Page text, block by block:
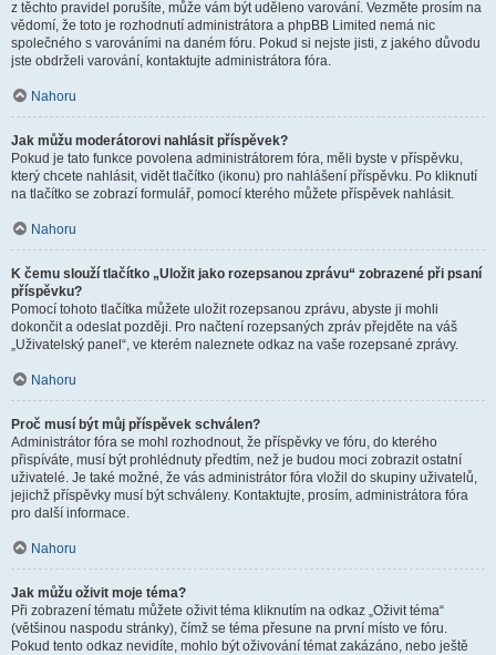
z těchto pravidel porušíte, může vám být uděleno varování. Vezměte prosím na
vědomí, že toto je rozhodnutí administrátora a phpBB Limited nemá nic
společného s varováními na daném fóru. Pokud si nejste jisti, z jakého důvodu
jste obdrželi varování, kontaktujte administrátora fóra.
Nahoru
Jak můžu moderátorovi nahlásit příspěvek?
Pokud je tato funkce povolena administrátorem fóra, měli byste v příspěvku,
který chcete nahlásit, vidět tlačítko (ikonu) pro nahlášení příspěvku. Po kliknutí
na tlačítko se zobrazí formulář, pomocí kterého můžete příspěvek nahlásit.
Nahoru
K čemu slouží tlačítko „Uložit jako rozepsanou zprávu“ zobrazené při psaní
příspěvku?
Pomocí tohoto tlačítka můžete uložit rozepsanou zprávu, abyste ji mohli
dokončit a odeslat později. Pro načtení rozepsaných zpráv přejděte na váš
„Uživatelský panel“, ve kterém naleznete odkaz na vaše rozepsané zprávy.
Nahoru
Proč musí být můj příspěvek schválen?
Administrátor fóra se mohl rozhodnout, že příspěvky ve fóru, do kterého
přispíváte, musí být prohlédnuty předtím, než je budou moci zobrazit ostatní
uživatelé. Je také možné, že vás administrátor fóra vložil do skupiny uživatelů,
jejichž příspěvky musí být schváleny. Kontaktujte, prosím, administrátora fóra
pro další informace.
Nahoru
Jak můžu oživit moje téma?
Při zobrazení tématu můžete oživit téma kliknutím na odkaz „Oživit téma“
(většinou naspodu stránky), čímž se téma přesune na první místo ve fóru.
Pokud tento odkaz nevidíte, mohlo být oživování témat zakázáno, nebo ještě